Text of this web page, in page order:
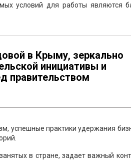
условий для работы являются
в Крыму, зеркально
инициативы и
правительством
успешные практики удержания
в стране, задает важный